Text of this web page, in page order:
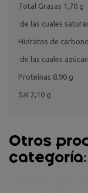
Total Grasas 1,70 g
de las cuales
Hidratos de
de las cuales
Proteínas 8,90 g
Sal 2,10 g
Otros
categoría: